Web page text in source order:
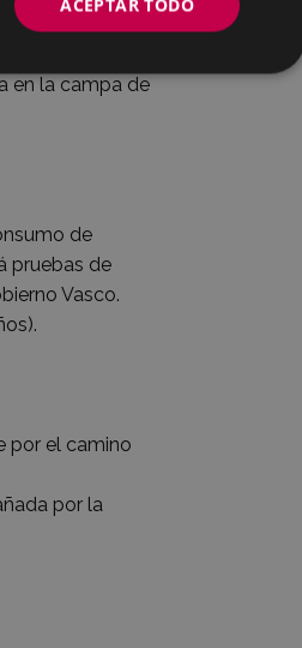
y
en la campa de
de
pruebas de
Vasco.
por el camino
por la